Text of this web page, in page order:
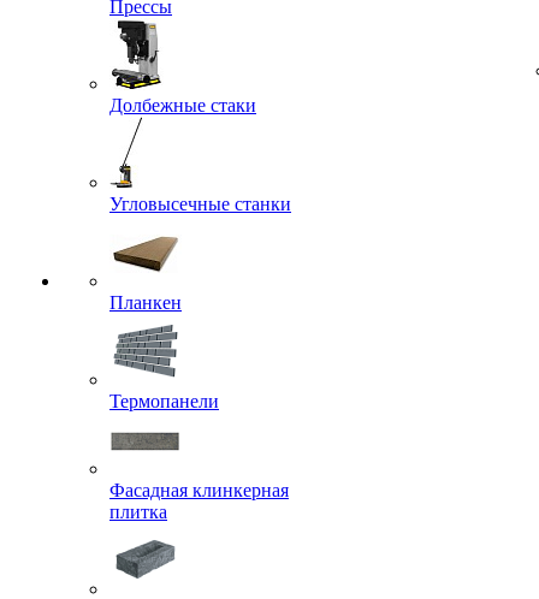
Прессы
Долбежные стаки
Угловысечные станки
Планкен
Термопанели
Фасадная клинкерная
плитка